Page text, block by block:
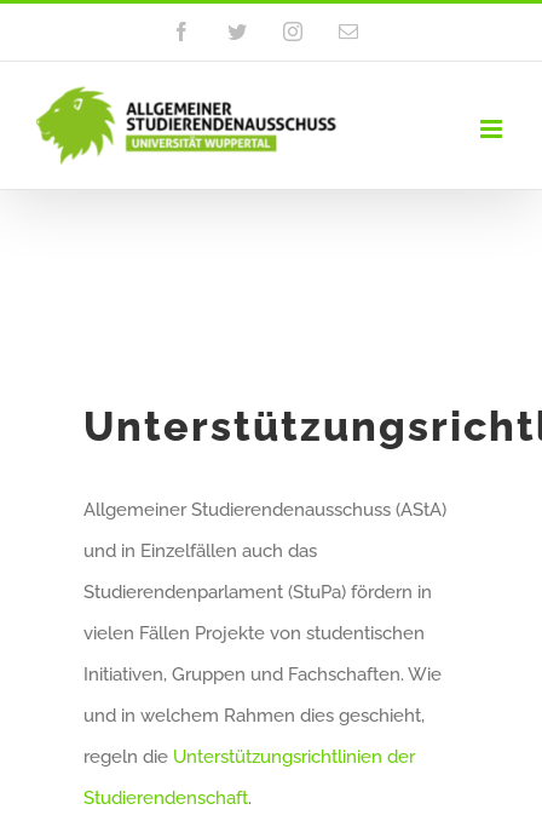
Inhalt
springen
FacebookTwitterInstagram
E-
Allgemeiner Studierendenausschuss (AStA)
und in Einzelfällen auch das
Studierendenparlament (StuPa) fördern in
vielen Fällen Projekte von studentischen
Initiativen, Gruppen und Fachschaften. Wie
und in welchem Rahmen dies geschieht,
regeln die Unterstützungsrichtlinien der
Studierendenschaft.